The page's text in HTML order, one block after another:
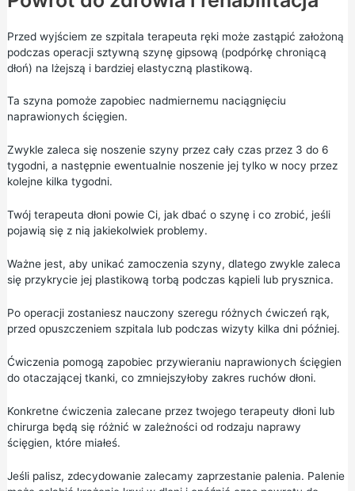
Przed wyjściem ze szpitala terapeuta ręki może zastąpić założoną
podczas operacji sztywną szynę gipsową (podpórkę chroniącą
dłoń) na lżejszą i bardziej elastyczną plastikową.
Ta szyna pomoże zapobiec nadmiernemu naciągnięciu
naprawionych ścięgien.
Zwykle zaleca się noszenie szyny przez cały czas przez 3 do 6
tygodni, a następnie ewentualnie noszenie jej tylko w nocy przez
kolejne kilka tygodni.
Twój terapeuta dłoni powie Ci, jak dbać o szynę i co zrobić, jeśli
pojawią się z nią jakiekolwiek problemy.
Ważne jest, aby unikać zamoczenia szyny, dlatego zwykle zaleca
się przykrycie jej plastikową torbą podczas kąpieli lub prysznica.
Po operacji zostaniesz nauczony szeregu różnych ćwiczeń rąk,
przed opuszczeniem szpitala lub podczas wizyty kilka dni później.
Ćwiczenia pomogą zapobiec przywieraniu naprawionych ścięgien
do otaczającej tkanki, co zmniejszyłoby zakres ruchów dłoni.
Konkretne ćwiczenia zalecane przez twojego terapeuty dłoni lub
chirurga będą się różnić w zależności od rodzaju naprawy
ścięgien, które miałeś.
Jeśli palisz, zdecydowanie zalecamy zaprzestanie palenia. Palenie